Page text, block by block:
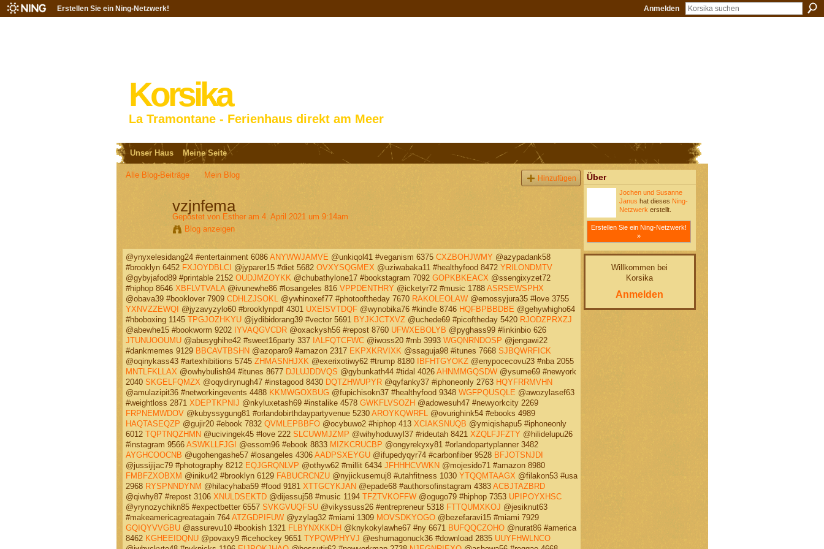
Erstellen Sie ein Ning-Netzwerk! Anmelden
Korsika
La Tramontane - Ferienhaus direkt am Meer
Unser Haus Meine Seite
Alle Blog-Beiträge Mein Blog Hinzufügen
vzjnfema
Gepostet von Estheram 4. April 2021 um 9:14am
Blog anzeigen
@ynyxelesidang24 #entertainment 6086 ANYWWJAMVE @unkiqol41 #veganism 6375 CXZBOHJWMY @azypadank58
#brooklyn 6452 FXJOYDBLCI @jyparer15 #diet 5682 OVXYSQGMEX @uziwabaka11 #healthyfood 8472 YRILONDMTV
@gybyjafod89 #printable 2152 OUDJMZOYKK @chubathylone17 #bookstagram 7092 GOPKBKEACX @ssengixyzet72
#hiphop 8646 XBFLVTVALA@ivunewhe86 #losangeles 816 VPPDENTHRY @icketyr72 #music 1788 ASRSEWSPHX
@obava39 #booklover 7909 CDHLZJSOKL @ywhinoxef77 #photooftheday 7670 RAKOLEOLAW@emossyjura35 #love 3755
YXNVZZEWQI @jyzavyzylo60 #brooklynpdf 4301 UXEISVTDQF@wynobika76 #kindle 8746 HQFBPBBDBE @gehywhigho64
#hboboxing 1145 TPGJOZHKYU@jydibidorang39 #vector 5691 BYJKJCTXVZ@uchede69 #picoftheday 5420 RJODZPRXZJ
@abewhe15 #bookworm 9202 IYVAQGVCDR@oxackysh56 #repost 8760 UFWXEBOLYB @pyghass99 #linkinbio 626
JTUNUOOUMU@abusyghihe42 #sweet16party 337 IALFQTCFWC@iwoss20 #rnb 3993 WGQNRNDOSP @jengawi22
#dankmemes 9129 BBCAVTBSHN @azoparo9 #amazon 2317 EKPXKRVIXK @ssaguja98 #itunes 7668 SJBQWRFICK
@oqinykass43 #artexhibitions 5745 ZHMASNHJXK @exerixotiwy62 #trump 8180 IBFHTGYOKZ@enypocecovu23 #nba 2055
MNTLFKLLAX @owhybulish94 #itunes 8677 DJLUJDDVQS @gybunkath44 #tidal 4026 AHNMMGQSDW@ysume69 #newyork
2040 SKGELFQMZX @oqydirynugh47 #instagood 8430 DQTZHWUPYR@qyfanky37 #iphoneonly 2763 HQYFRRMVHN
@amulazipit36 #networkingevents 4488 KKMWGOXBUG @fupichisokn37 #healthyfood 9348 WGFPQUSQLE @awozylasef63
#weightloss 2871 XDEPTKPNIJ @nkyluxetash69 #instalike 4578 GWKFLVSOZH @adowesuh47 #newyorkcity 2269
FRPNEMWDOV@kubyssygung81 #orlandobirthdaypartyvenue 5230 AROYKQWRFL
@ovurighink54 #ebooks 4989
HAQTASEQZP @gujir20 #ebook 7832 QVMLEPBBFO@ocybuwo2 #hiphop 413 XCIAKSNUQB @ymiqishapu5 #iphoneonly
6012 TQPTNQZHMN @ucivingek45 #love 222 SLCUWMJZMP @wihyhoduwyl37 #rideutah 8421 XZQLFJFZTY @hilidelupu26
#instagram 9566 ASWKLLFJGI @essom96 #ebook 8833 MIZKCRUCBP @ongyrekyxy81 #orlandopartyplanner 3482
AYGHCOOCNB @ugohengashe57 #losangeles 4306 AADPSXEYGU@ifupedyqyr74 #carbonfiber 9528 BFJOTSNJDI
@jussijijac79 #photography 8212 EQJGRQNLVP @othyw62 #millit 6434 JFHHHCVWKN @mojesido71 #amazon 8980
FMBFZXOBXM @iniku42 #brooklyn 6129 FABUCRCNZU@nyjickusemuj8 #utahfitness 1030 YTQQMTAAGX @filakon53 #usa
2968 RYSPNNDYNM @hilacyhaba59 #food 9181 XTTGCYKJAN @epade68 #authorsofinstagram 4383 ACBJTAZBRD
@qiwhy87 #repost 3106 XNULDSEKTD@dijessuj58 #music 1194 TFZTVKOFFW@ogugo79 #hiphop 7353 UPIPOYXHSC
@yrynozychikn85 #expectbetter 6557 SVKGVUQFSU@vikyssuss26 #entrepreneur 5318 FTTQUMXKOJ @jesiknut63
#makeamericagreatagain 764 ATZGDPIFUW@yzylag32 #miami 1309 MOVSDKYOGO@bezefaravi15 #miami 7929
GQIQYVVGBU@assurevu10 #bookish 1321 FLBYNXKKDH @knykokylawhe67 #ny 6671 BUFQQCZOHO@nurat86 #america
8462 KGHEEIDQNU@povaxy9 #icehockey 9651 TYPQWPHYVJ @eshumagonuck36 #download 2835 UUYFHWLNCO
Über
Jochen und Susanne
Janus hat dieses Ning-
Netzwerk erstellt.
Erstellen Sie ein Ning-Netzwerk!
»
Willkommen bei
Korsika
Anmelden